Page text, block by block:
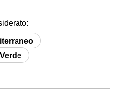
da
38,00 €
a
42,00 €
Verde